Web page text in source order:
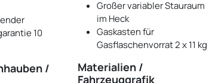
Großer variabler Stauraum
im Heck
Gaskasten für
Gasflaschenvorrat 2 x 11 kg
10
Materialien /
Fahrzeuggrafik
/